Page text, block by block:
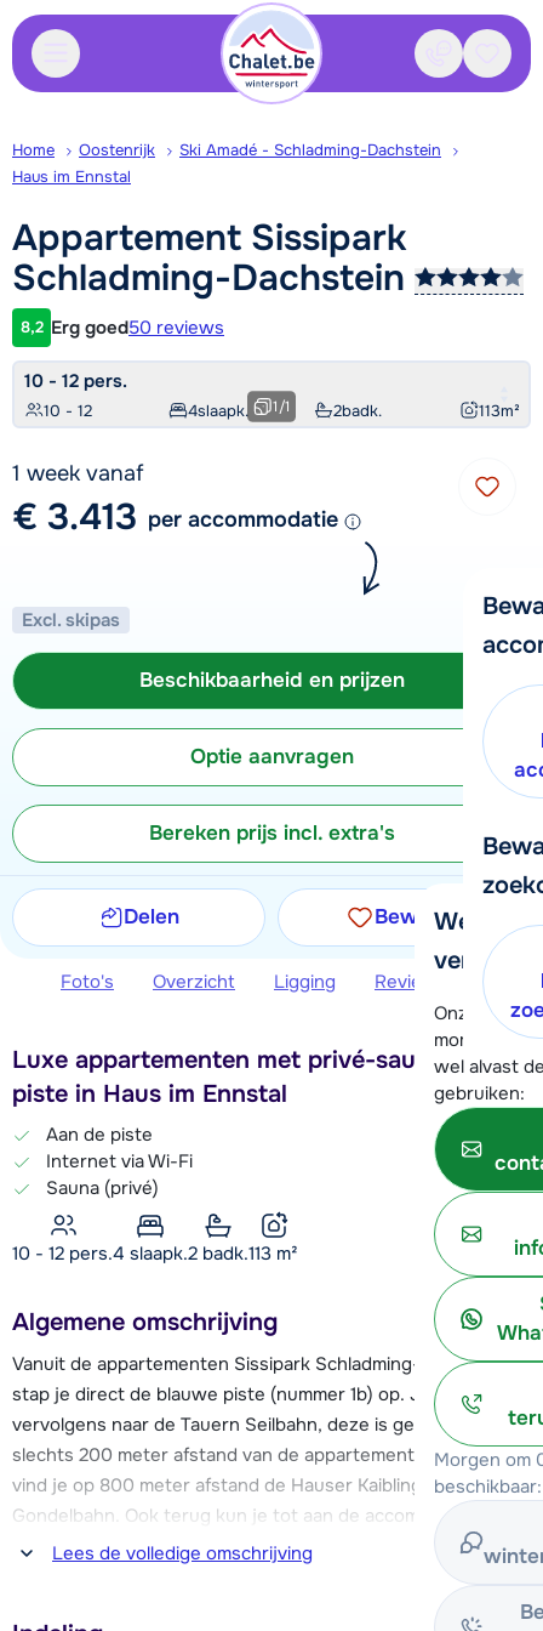
Contact
We
verder!
Onze
moment
wel alvast
gebruiken:
Morgen om
beschikbaar:
Home Oostenrijk
Ski Amadé - Schladming-Dachstein
Haus im Ennstal
Appartement Sissipark
Schladming-Dachstein
Klantwaardering
8,2 Erg goed50 reviews
10 - 12 pers.
10 - 12 4slaapk. 2badk. 113m²
1/1
1 week vanaf
€ 3.413 per accommodatie
Excl. skipas
Beschikbaarheid en prijzen
Optie aanvragen
Bereken prijs incl. extra's
Delen Bewaren
Foto's Overzicht Ligging Reviews
Luxe appartementen met privé-sauna aan de
piste in Haus im Ennstal
Aan de piste
Internet via Wi-Fi
Sauna (privé)
10 - 12 pers.4 slaapk.2 badk.113 m²
Algemene omschrijving
Vanuit de appartementen Sissipark Schladming-Dachstein
stap je direct de blauwe piste (nummer 1b) op. Je kunt
vervolgens naar de Tauern Seilbahn, deze is gelegen op
slechts 200 meter afstand van de appartementen. Verder
vind je op 800 meter afstand de Hauser Kaibling
Gondelbahn. Ook terug kun je tot aan de accommodatie
skiën. De skischool bevindt zich op ca. 600 meter afstand en
is te bereiken via een pad waarover je bij voldoende sneeuw
Lees de volledige omschrijving